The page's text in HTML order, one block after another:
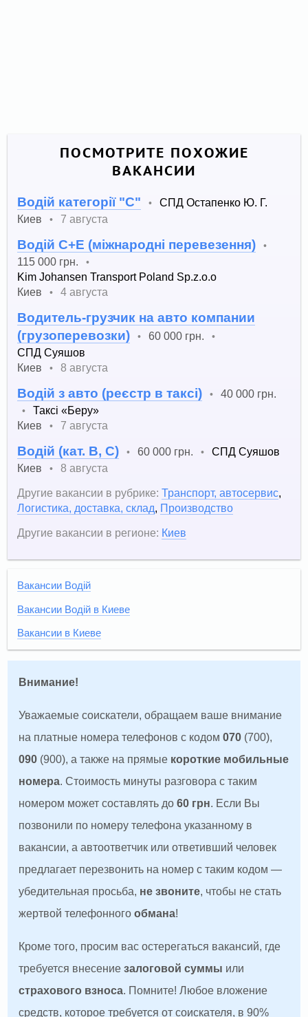
ПОСМОТРИТЕ ПОХОЖИЕ
ВАКАНСИИ
Водій категорії "С" •
СПД Остапенко Ю. Г.
Киев
• 7 августа
Водій С+Е (міжнародні перевезення) •
115 000 грн. •
Kim Johansen Transport Poland Sp.z.o.o
Киев
• 4 августа
Водитель-грузчик на авто компании
(грузоперевозки)
• 60 000 грн. •
СПД Суяшов
Киев
• 8 августа
Водій з авто (реєстр в таксі) • 40 000 грн.
•
Таксі «Беру»
Киев
• 7 августа
Водій (кат. B, С) • 60 000 грн. •
СПД Суяшов
Киев
•
8 августа
Другие вакансии в рубрике: Транспорт, автосервис,
Логистика, доставка, склад, Производство
Другие вакансии в регионе: Киев
Вакансии Водій
Вакансии Водій в Киеве
Вакансии в Киеве
Внимание!
Уважаемые соискатели, обращаем ваше внимание
на платные номера телефонов с кодом070 (700),
090 (900), а также на прямые короткие мобильные
номера. Стоимость минуты разговора с таким
номером может составлять до60 грн. Если Вы
позвонили по номеру телефона указанному в
вакансии, а автоответчик или ответивший человек
предлагает перезвонить на номер с таким кодом —
убедительная просьба, не звоните, чтобы не стать
жертвой телефонногообмана!
Кроме того, просим вас остерегаться вакансий, где
требуется внесениезалоговой суммы или
страхового взноса. Помните! Любое вложение
средств, которое требуется от соискателя, в 90%